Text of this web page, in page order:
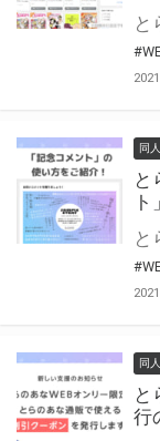
同人
と
同人
と
行